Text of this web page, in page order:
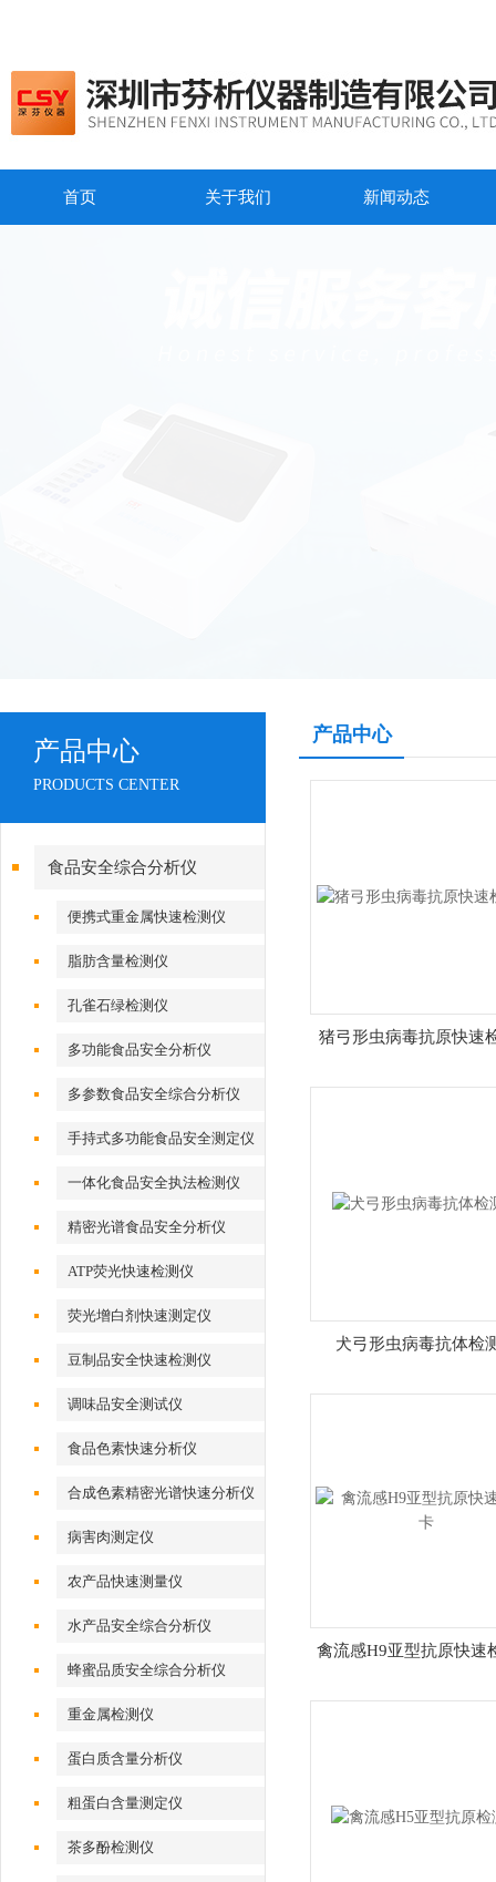
首页 关于我们 新闻动态
产品中心
PRODUCTS CENTER
食品安全综合分析仪
便携式重金属快速检测仪
脂肪含量检测仪
孔雀石绿检测仪
多功能食品安全分析仪
多参数食品安全综合分析仪
手持式多功能食品安全测定仪
一体化食品安全执法检测仪
精密光谱食品安全分析仪
ATP荧光快速检测仪
荧光增白剂快速测定仪
豆制品安全快速检测仪
调味品安全测试仪
食品色素快速分析仪
合成色素精密光谱快速分析仪
病害肉测定仪
农产品快速测量仪
水产品安全综合分析仪
蜂蜜品质安全综合分析仪
重金属检测仪
蛋白质含量分析仪
粗蛋白含量测定仪
茶多酚检测仪
产品中心
猪弓形虫病毒抗原快速
犬弓形虫病毒抗体检
禽流感H9亚型抗原快速